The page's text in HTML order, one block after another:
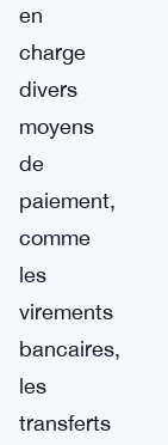
en
charge
divers
moyens
de
paiement,
comme
les
virements
bancaires,
les
transferts